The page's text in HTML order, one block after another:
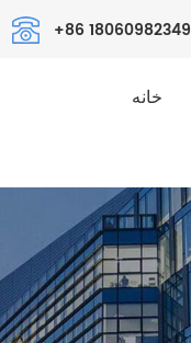
+86 18060982349
خانه